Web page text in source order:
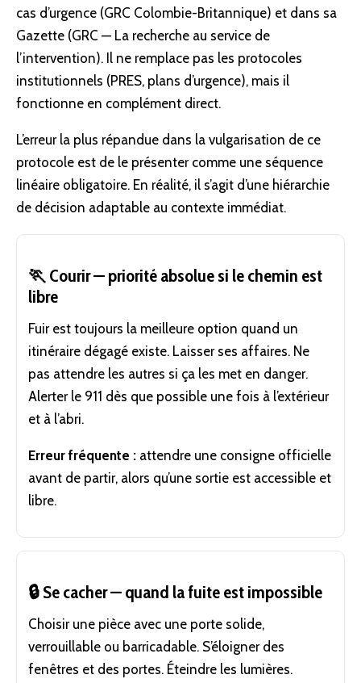
cas d’urgence (GRC Colombie-Britannique) et dans sa
Gazette (GRC — La recherche au service de
l’intervention). Il ne remplace pas les protocoles
institutionnels (PRES, plans d’urgence), mais il
fonctionne en complément direct.
L’erreur la plus répandue dans la vulgarisation de ce
protocole est de le présenter comme une séquence
linéaire obligatoire. En réalité, il s’agit d’une hiérarchie
de décision adaptable au contexte immédiat.
🏃 Courir — priorité absolue si le chemin est
libre
Fuir est toujours la meilleure option quand un
itinéraire dégagé existe. Laisser ses affaires. Ne
pas attendre les autres si ça les met en danger.
Alerter le 911 dès que possible une fois à l’extérieur
et à l’abri.
Erreur fréquente : attendre une consigne officielle
avant de partir, alors qu’une sortie est accessible et
libre.
🔒 Se cacher — quand la fuite est impossible
Choisir une pièce avec une porte solide,
verrouillable ou barricadable. S’éloigner des
fenêtres et des portes. Éteindre les lumières.